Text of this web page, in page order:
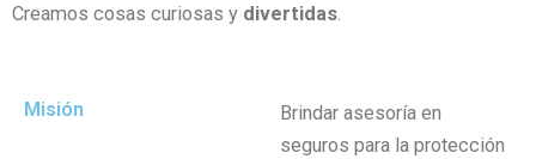
Creamos cosas curiosas y divertidas.
Misión
Brindar asesoría en
seguros para la protección